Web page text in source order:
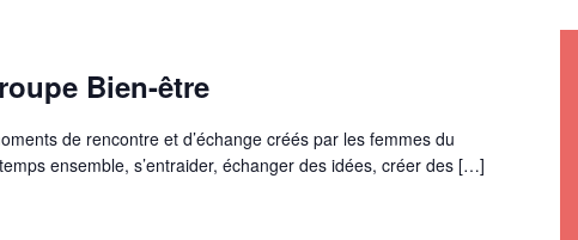
Bien-être
de rencontre et d’échange créés par les femmes du
ensemble, s’entraider, échanger des idées, créer des […]